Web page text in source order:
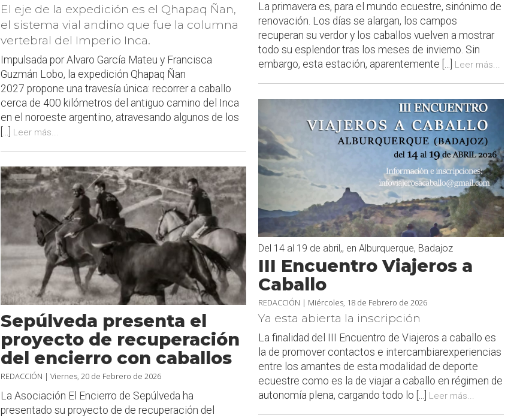
El eje de la expedición es el Qhapaq Ñan,
el sistema vial andino que fue la columna
vertebral del Imperio Inca.
Impulsada por Alvaro García Mateu y Francisca
Guzmán Lobo, la expedición Qhapaq Ñan
2027 propone una travesía única: recorrer a caballo
cerca de 400 kilómetros del antiguo camino del Inca
en el noroeste argentino, atravesando algunos de los
[...]
Leer más...
Sepúlveda presenta el
proyecto de recuperación
del encierro con caballos
REDACCIÓN | Viernes, 20 de Febrero de 2026
La Asociación El Encierro de Sepúlveda ha
presentado su proyecto de de recuperación del
La primavera es, para el mundo ecuestre, sinónimo de
renovación. Los días se alargan, los campos
recuperan su verdor y los caballos vuelven a mostrar
todo su esplendor tras los meses de invierno. Sin
embargo, esta estación, aparentemente [...]
Leer más...
Del 14 al 19 de abril,, en Alburquerque, Badajoz
III Encuentro Viajeros a
Caballo
REDACCIÓN | Miércoles, 18 de Febrero de 2026
Ya esta abierta la inscripción
La finalidad del III Encuentro de Viajeros a caballo es
la de promover contactos e intercambiarexperiencias
entre los amantes de esta modalidad de deporte
ecuestre como es la de viajar a caballo en régimen de
autonomía plena, cargando todo lo [...] Leer más...